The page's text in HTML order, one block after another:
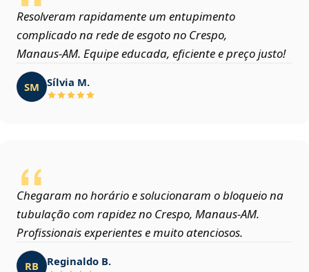
Resolveram rapidamente um entupimento
complicado na rede de esgoto no Crespo,
Manaus‑AM. Equipe educada, eficiente e preço justo!
SM Sílvia M.
Chegaram no horário e solucionaram o bloqueio na
tubulação com rapidez no Crespo, Manaus‑AM.
Profissionais experientes e muito atenciosos.
RB Reginaldo B.